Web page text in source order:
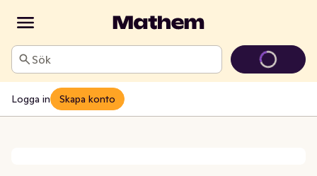
Sök
Logga in Skapa konto